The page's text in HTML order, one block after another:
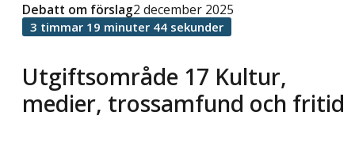
Utgiftsområde 17 Kultur,
medier, trossamfund och fritid
Debatt om förslag2 december 2025
3 timmar 19 minuter 44 sekunder